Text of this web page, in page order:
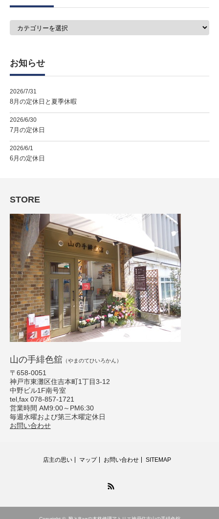
お知らせ
2026/7/31
8月の定休日と夏季休暇
2026/6/30
7月の定休日
2026/6/1
6月の定休日
STORE
山の手緋色舘 （やまのてひいろかん）
〒658-0051
神戸市東灘区住吉本町1丁目3-12
中野ビル1F南号室
tel,fax 078-857-1721
営業時間 AM9:00～PM6:30
毎週水曜および第三木曜定休日
お問い合わせ
店主の思い マップ お問い合わせ SITEMAP